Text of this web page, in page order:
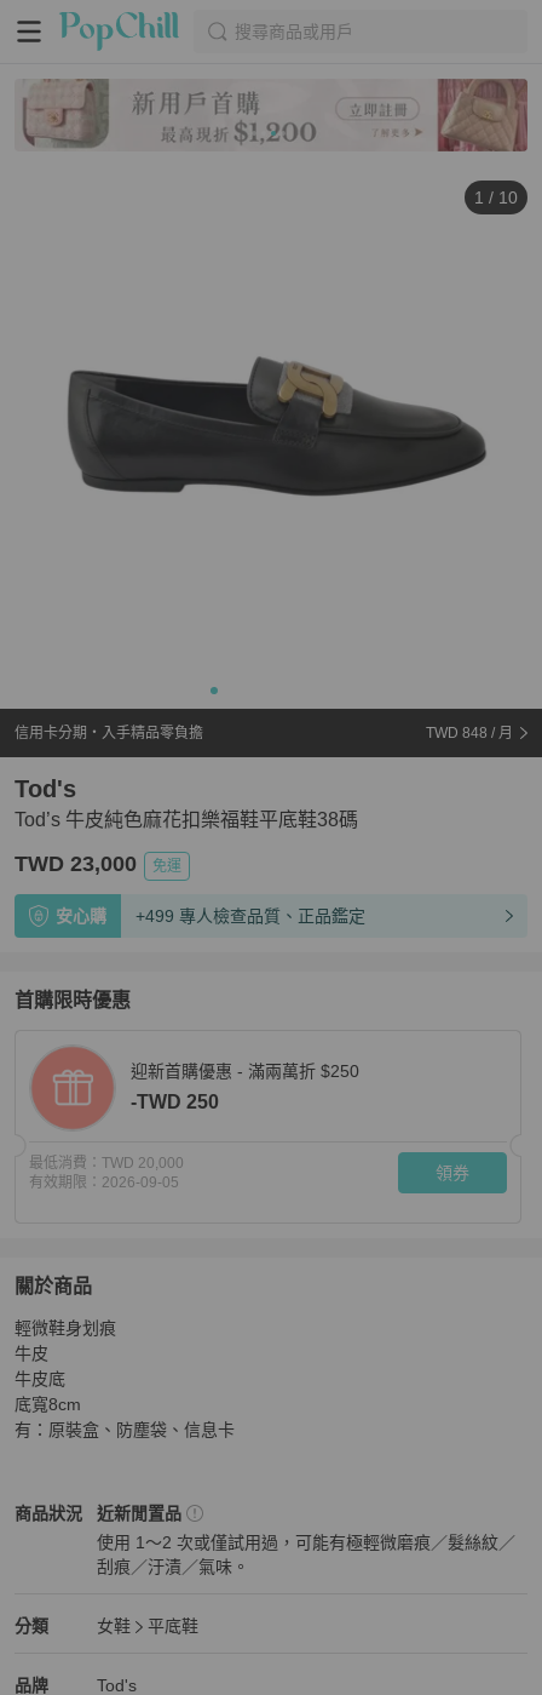
搜尋商品或用戶
1 / 10
信用卡分期・入手精品零負擔 TWD 848 / 月
Tod’s 牛皮純色麻花扣樂福鞋平底鞋38碼
Tod's
TWD 23,000 免運
安心購 +499 專人檢查品質、正品鑑定
首購限時優惠
迎新首購優惠 - 滿兩萬折 $250
-TWD 250
最低消費： TWD 20,000
有效期限： 2026-09-05 領券
關於商品
關於Tod’s 牛皮純色麻花扣樂福鞋平底鞋38碼
輕微鞋身划痕
牛皮
牛皮底
底寬8cm
有：原裝盒、防塵袋、信息卡
商品狀況
Tod's女鞋 商品狀態與細節
近新閒置品
使用 1～2 次或僅試用過，可能有極輕微磨痕／髮絲紋／
刮痕／汙漬／氣味。
分類
Tod's 分類資訊
女鞋
平底鞋
品牌
Tod's 女鞋品牌介紹
Tod's
Tod's 推薦清單